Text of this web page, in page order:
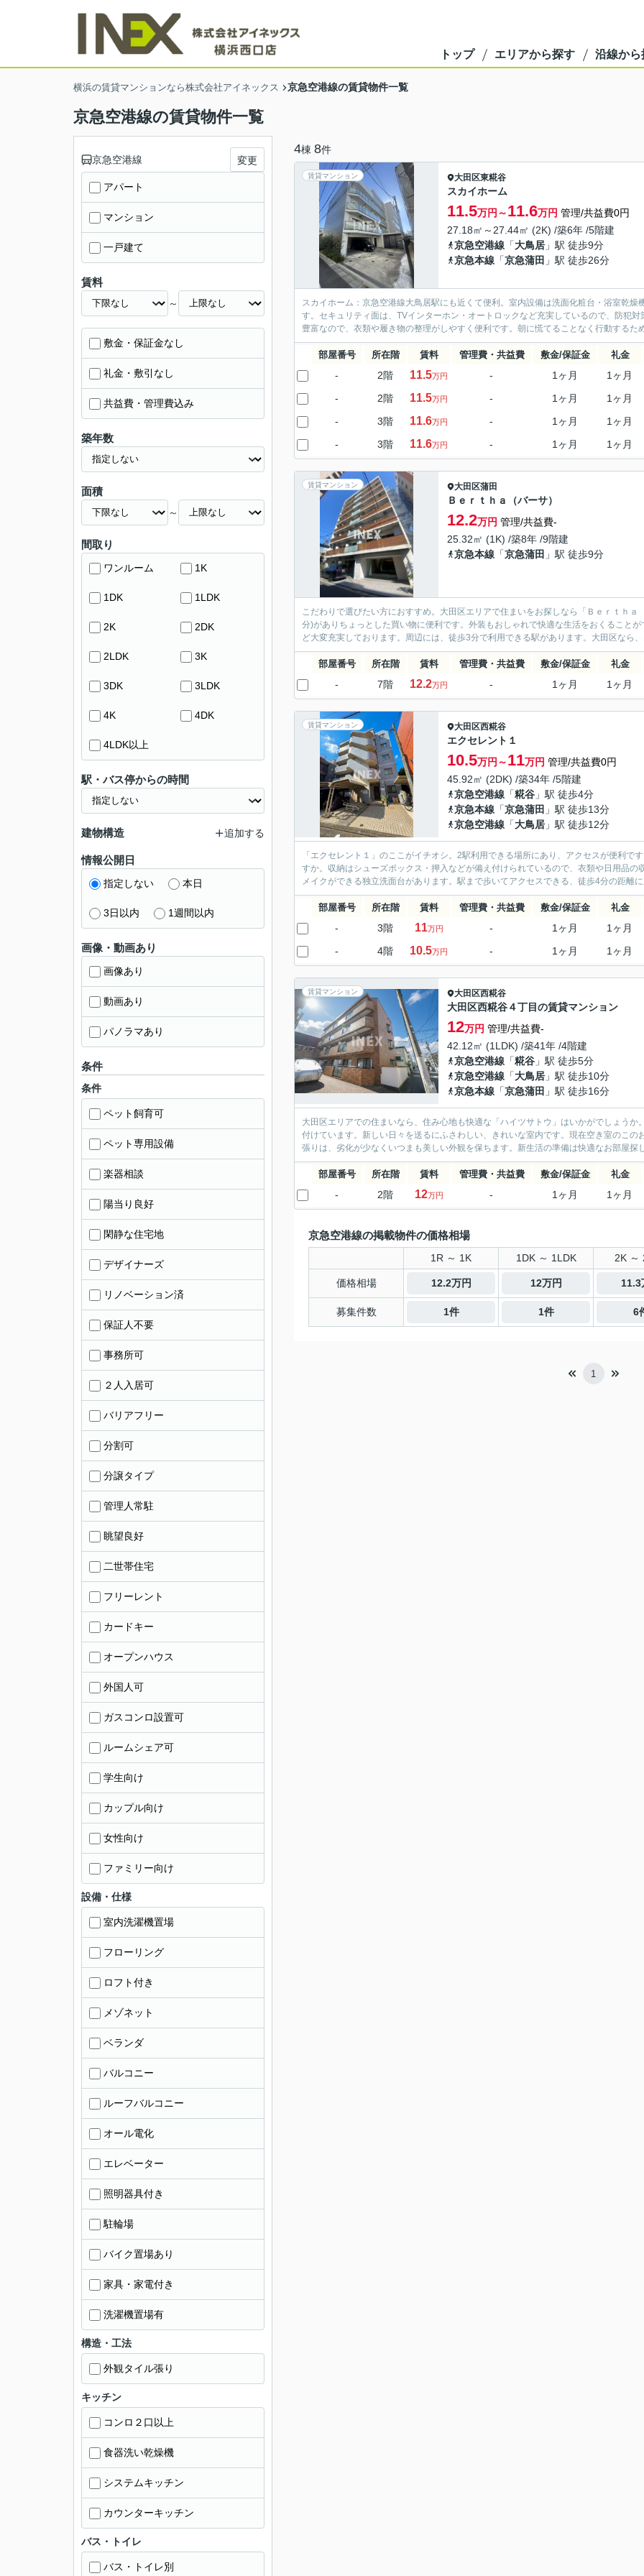
トップ エリアから探す 沿線から
横浜の賃貸マンションなら株式会社アイネックス 京急空港線の賃貸物件一覧
京急空港線の賃貸物件一覧
4棟 8件
賃貸マンション 大田区東糀谷
スカイホーム
11.5万円～11.6万円 管理/共益費0円
27.18㎡～27.44㎡ (2K) /築6年 /5階建
京急空港線 「大鳥居 」駅 徒歩9分
京急本線 「京急蒲田 」駅 徒歩26分
スカイホーム：京急空港線大鳥居駅にも近くて便利。室内設備は洗面化粧台・浴室乾
す。セキュリティ面は、TVインターホン・オートロックなど充実しているので、防犯
豊富なので、衣類や履き物の整理がしやすく便利です。朝に慌てることなく行動するた
部屋番号 所在階 賃料 管理費・共益費 敷金/保証金 礼金
- 2階 11.5万円 - 1ヶ月 1ヶ月
- 2階 11.5万円 - 1ヶ月 1ヶ月
- 3階 11.6万円 - 1ヶ月 1ヶ月
- 3階 11.6万円 - 1ヶ月 1ヶ月
賃貸マンション 大田区蒲田
Ｂｅｒｔｈａ（バーサ）
12.2万円 管理/共益費-
25.32㎡ (1K) /築8年 /9階建
京急本線 「京急蒲田 」駅 徒歩9分
こだわりで選びたい方におすすめ。大田区エリアで住まいをお探しなら「Ｂｅｒｔｈ
分)がありちょっとした買い物に便利です。外装もおしゃれで快適な生活をおくること
ど大変充実しております。周辺には、徒歩3分で利用できる駅があります。大田区なら
部屋番号 所在階 賃料 管理費・共益費 敷金/保証金 礼金
- 7階 12.2万円 - 1ヶ月 1ヶ月
賃貸マンション 大田区西糀谷
エクセレント１
10.5万円～11万円 管理/共益費0円
45.92㎡ (2DK) /築34年 /5階建
京急空港線 「糀谷 」駅 徒歩4分
京急本線 「京急蒲田 」駅 徒歩13分
京急空港線 「大鳥居 」駅 徒歩12分
「エクセレント１」のここがイチオシ。2駅利用できる場所にあり、アクセスが便利
すか。収納はシューズボックス・押入などが備え付けられているので、衣類や日用品
メイクができる独立洗面台があります。駅まで歩いてアクセスできる、徒歩4分の距離
部屋番号 所在階 賃料 管理費・共益費 敷金/保証金 礼金
- 3階 11万円 - 1ヶ月 1ヶ月
- 4階 10.5万円 - 1ヶ月 1ヶ月
賃貸マンション 大田区西糀谷
大田区西糀谷４丁目の賃貸マンション
12万円 管理/共益費-
42.12㎡ (1LDK) /築41年 /4階建
京急空港線 「糀谷 」駅 徒歩5分
京急空港線 「大鳥居 」駅 徒歩10分
京急本線 「京急蒲田 」駅 徒歩16分
大田区エリアでの住まいなら、住み心地も快適な「ハイツサトウ」はいかがでしょう
付けています。新しい日々を送るにふさわしい、きれいな室内です。現在空き室のこ
張りは、劣化が少なくいつまも美しい外観を保ちます。新生活の準備は快適なお部屋
部屋番号 所在階 賃料 管理費・共益費 敷金/保証金 礼金
- 2階 12万円 - 1ヶ月 1ヶ月
京急空港線の掲載物件の価格相場
1R ～ 1K 1DK ～ 1LDK 2K ～
価格相場 12.2万円 12万円 11.3
募集件数 1件 1件 6
1
京急空港線 変更
アパート
マンション
一戸建て
賃料
～
敷金・保証金なし
礼金・敷引なし
共益費・管理費込み
築年数
面積
～
間取り
ワンルーム 1K
1DK 1LDK
2K 2DK
2LDK 3K
3DK 3LDK
4K 4DK
4LDK以上
駅・バス停からの時間
建物構造 追加する
情報公開日
指定しない 本日
3日以内 1週間以内
画像・動画あり
画像あり
動画あり
パノラマあり
条件
条件
ペット飼育可
ペット専用設備
楽器相談
陽当り良好
閑静な住宅地
デザイナーズ
リノベーション済
保証人不要
事務所可
２人入居可
バリアフリー
分割可
分譲タイプ
管理人常駐
眺望良好
二世帯住宅
フリーレント
カードキー
オープンハウス
外国人可
ガスコンロ設置可
ルームシェア可
学生向け
カップル向け
女性向け
ファミリー向け
設備・仕様
室内洗濯機置場
フローリング
ロフト付き
メゾネット
ベランダ
バルコニー
ルーフバルコニー
オール電化
エレベーター
照明器具付き
駐輪場
バイク置場あり
家具・家電付き
洗濯機置場有
構造・工法
外観タイル張り
キッチン
コンロ２口以上
食器洗い乾燥機
システムキッチン
カウンターキッチン
バス・トイレ
バス・トイレ別